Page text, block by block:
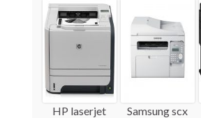
HP laserjet Samsung scx